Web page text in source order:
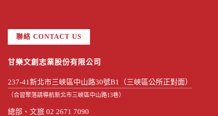
聯絡 CONTACT US
甘樂文創志業股份有限公司
237-41新北市三峽區中山路30號B1（三峽區公所正對面）
（合習聚落請導航新北市三峽區中山路13巷）
總部、文旅 02 2671 7090